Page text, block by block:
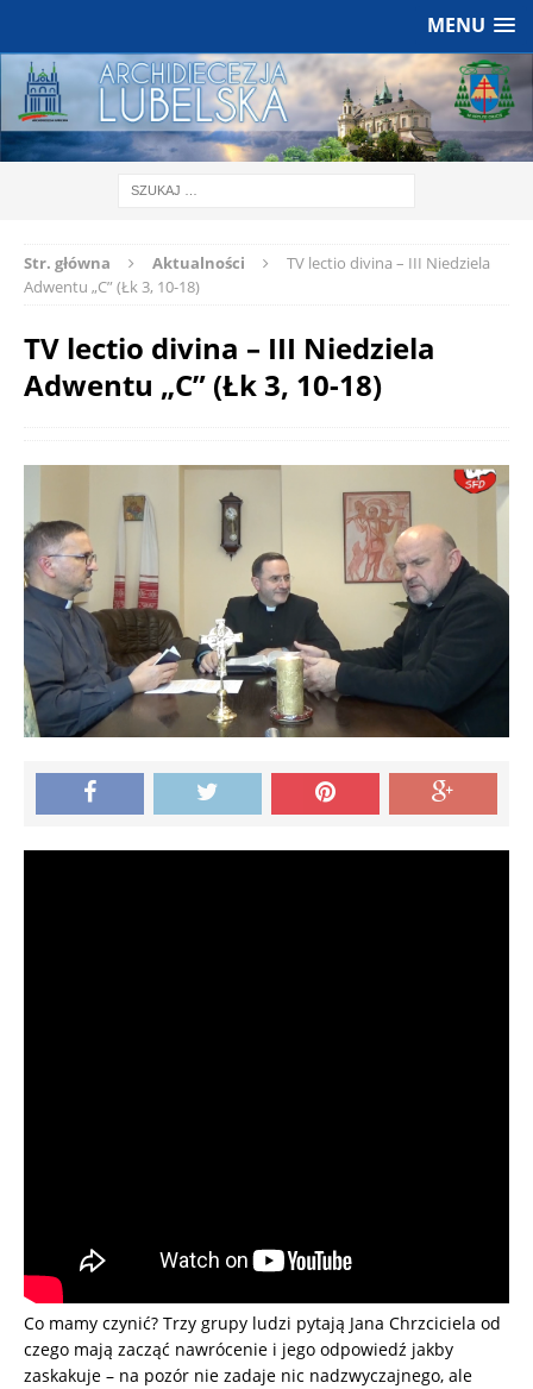
MENU
Str. główna Aktualności
TV lectio divina – III Niedziela
Adwentu „C” (Łk 3, 10-18)
TV lectio divina – III Niedziela
Adwentu „C” (Łk 3, 10-18)
Co mamy czynić? Trzy grupy ludzi pytają Jana Chrzciciela od
czego mają zacząć nawrócenie i jego odpowiedź jakby
zaskakuje – na pozór nie zadaje nic nadzwyczajnego, ale